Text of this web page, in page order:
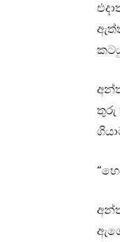
තුරු